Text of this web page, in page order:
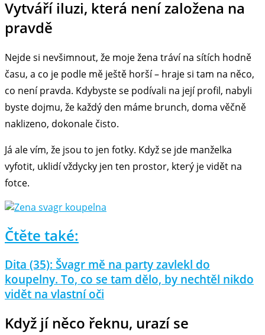
Vytváří iluzi, která není založena na
pravdě
Nejde si nevšimnout, že moje žena tráví na sítích hodně
času, a co je podle mě ještě horší – hraje si tam na něco,
co není pravda. Kdybyste se podívali na její profil, nabyli
byste dojmu, že každý den máme brunch, doma věčně
naklizeno, dokonale čisto.
Já ale vím, že jsou to jen fotky. Když se jde manželka
vyfotit, uklidí vždycky jen ten prostor, který je vidět na
fotce.
Čtěte také:
Dita (35): Švagr mě na party zavlekl do
koupelny. To, co se tam dělo, by nechtěl nikdo
vidět na vlastní oči
Když jí něco řeknu, urazí se